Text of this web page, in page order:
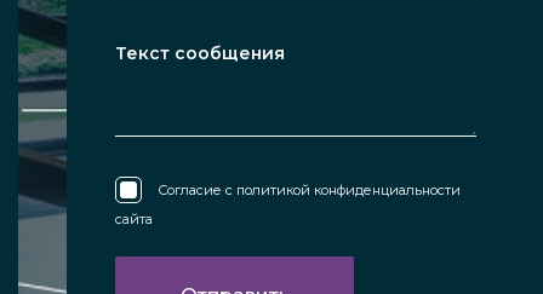
Согласие с политикой конфиденциальности
сайта